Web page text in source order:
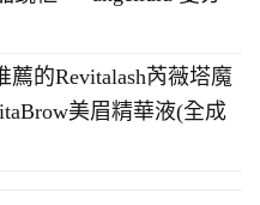
薦的Revitalash芮薇塔魔
美眉精華液(全成